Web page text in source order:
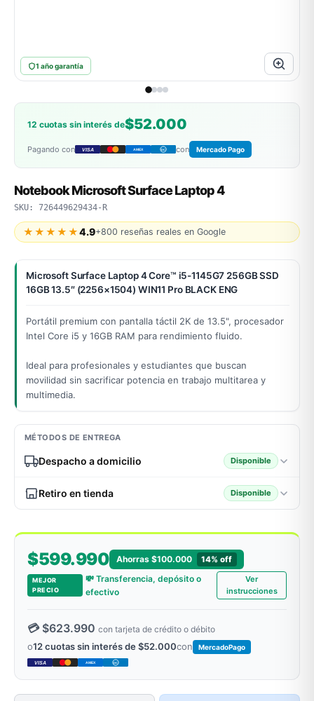
1 año garantía
12 cuotas sin interés de$52.000
Pagando con VISA AMEX DC con Mercado Pago
Notebook Microsoft Surface Laptop 4
SKU: 726449629434-R
★★★★★4.9+800 reseñas reales en Google
Microsoft Surface Laptop 4 Core™ i5-1145G7 256GB SSD
16GB 13.5″ (2256×1504) WIN11 Pro BLACK ENG
Portátil premium con pantalla táctil 2K de 13.5", procesador
Intel Core i5 y 16GB RAM para rendimiento fluido.
Ideal para profesionales y estudiantes que buscan
movilidad sin sacrificar potencia en trabajo multitarea y
multimedia.
MÉTODOS DE ENTREGA
Despacho a domicilio Disponible
Retiro en tienda Disponible
$599.990 Ahorras $100.000 14% off
MEJOR
PRECIO
💸 Transferencia, depósito o
efectivo
Ver
instrucciones
💳 $623.990 con tarjeta de crédito o débito
o12 cuotas sin interés de $52.000con MercadoPago
VISA AMEX DC